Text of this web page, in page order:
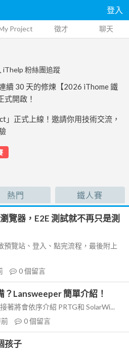
登入
Project 徵才 聊天
iThelp 粉絲團追蹤
續 30 天的修煉【2026 iThome 鐵
式開啟！
」正式上線！邀請你用技術交流，
熱門 鐵人賽
覽器，E2E 測試就不再只是測
預覽站、登入、點完流程，最後附上
0個留言
Lansweeper 簡單介紹！
著將會依序介紹 PRTG和 SolarWi...
0個留言
孩子